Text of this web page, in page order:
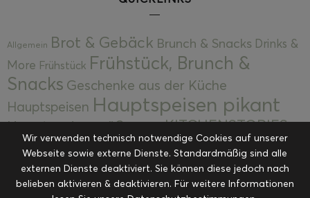
Allgemein Brot & Gebäck Brunch & Snacks Drinks &
More Frühstück Frühstück, Brunch &
Snacks Geschenke aus der Küche
Hauptspeisen Hauptspeisen pikant
Hauptspeisen süßKekseKITCHENSTORIES
Kuchen, Torten & Desserts Kuchen und
Desserts Kulinarik Kulinarische Mitbringsel &
Eingemachtes Ohne Kategorie Ostern Resteküche
Wir verwenden technisch notwendige Cookies auf unserer
Webseite sowie externe Dienste. Standardmäßig sind alle
externen Dienste deaktiviert. Sie können diese jedoch nach
belieben aktivieren & deaktivieren. Für weitere Informationen